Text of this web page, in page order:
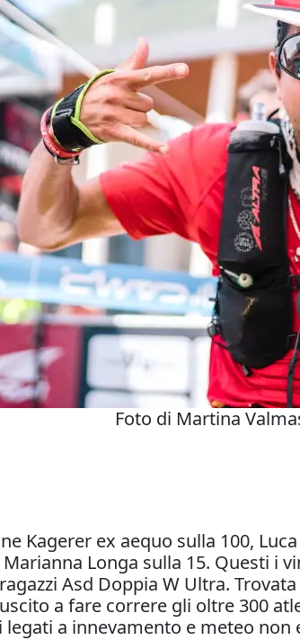
Foto di Martina
Kagerer ex aequo sulla 100,
Longa sulla 15. Questi i
Asd Doppia W Ultra.
a fare correre gli oltre 300
a innevamento e meteo